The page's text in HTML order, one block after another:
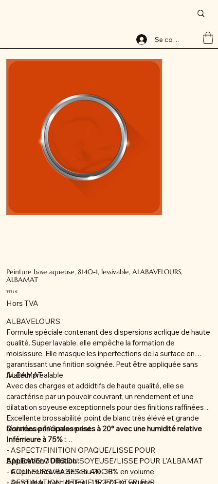
Se connecter
Peinture base aqueuse, 8140-1, lessivable, ALABAVELOURS, ALBAMAT
Peinture base aqueuse, 8140-1, lessivable, ALABAVELOURS,
ALBAMAT
Prix
35,34 €
Hors TVA
ALBAVELOURS
Formule spéciale contenant des dispersions acrlique de haute
qualité. Super lavable, elle empêche la formation de
moisissure. Elle masque les inperfections de la surface en
garantissant une finition soignée. Peut être appliquée sans
fixateur préalable.
ALBAMAT
Avec des charges et addidtifs de haute qualité, elle se
caractérise par un pouvoir couvrant, un rendement et une
dilatation soyeuse exceptionnels pour des finitions raffinées.
Excellente brossabilité, point de blanc très élévé et grande
résistance à l'écrasement.
Données principales prises à 20° avec une humidité relative
Inférrieure à 75% :
- ASPECT/FINITION OPAQUE/LISSE POUR
L'ALBAVELOURS OU SOYEUSE/LISSE POUR L'ALBAMAT
- COULEURS/BASES BLANC B1
- DESTINATION INTERIEUR ET EXTERIEUR
Application / Dillution :
- Au pinceau avec de l'eau 20-30% en volume
- Au rouleau avec de l'eau 15-25% en volume